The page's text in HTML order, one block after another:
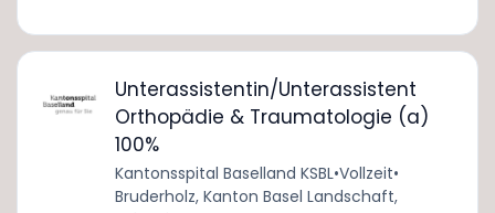
Unterassistentin/Unterassistent
Orthopädie & Traumatologie (a)
100%
Kantonsspital Baselland KSBL•Vollzeit•
Bruderholz, Kanton Basel Landschaft,